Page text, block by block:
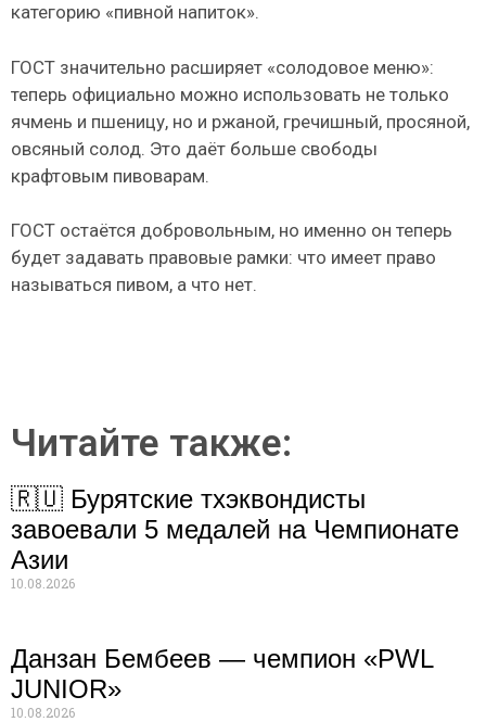
категорию «пивной напиток».
ГОСТ значительно расширяет «солодовое меню»:
теперь официально можно использовать не только
ячмень и пшеницу, но и ржаной, гречишный, просяной,
овсяный солод. Это даёт больше свободы
крафтовым пивоварам.
ГОСТ остаётся добровольным, но именно он теперь
будет задавать правовые рамки: что имеет право
называться пивом, а что нет.
Читайте также:
🇷🇺 Бурятские тхэквондисты
завоевали 5 медалей на Чемпионате
Азии
10.08.2026
Данзан Бембеев — чемпион «PWL
JUNIOR»
10.08.2026